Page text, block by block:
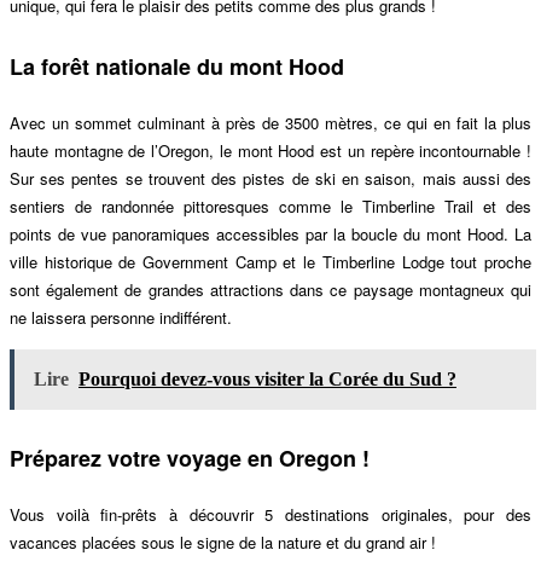
unique, qui fera le plaisir des petits comme des plus grands !
La forêt nationale du mont Hood
Avec un sommet culminant à près de 3500 mètres, ce qui en fait la plus
haute montagne de l’Oregon, le mont Hood est un repère incontournable !
Sur ses pentes se trouvent des pistes de ski en saison, mais aussi des
sentiers de randonnée pittoresques comme le Timberline Trail et des
points de vue panoramiques accessibles par la boucle du mont Hood. La
ville historique de Government Camp et le Timberline Lodge tout proche
sont également de grandes attractions dans ce paysage montagneux qui
ne laissera personne indifférent.
Lire Pourquoi devez-vous visiter la Corée du Sud ?
Préparez votre voyage en Oregon !
Vous voilà fin-prêts à découvrir 5 destinations originales, pour des
vacances placées sous le signe de la nature et du grand air !